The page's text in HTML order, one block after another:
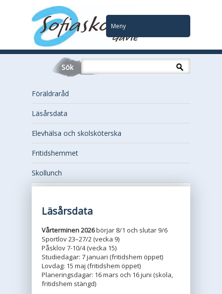
Meny
Sök
Föräldraråd
Läsårsdata
Elevhälsa och skolsköterska
Fritidshemmet
Skollunch
Läsårsdata
Vårterminen 2026börjar 8/1 och slutar 9/6
Sportlov 23–27/2 (vecka 9)
Påsklov 7-10/4 (vecka 15)
Studiedagar: 7 januari (fritidshem öppet)
Lovdag: 15 maj (fritidshem öppet)
Planeringsdagar: 16 mars och 16 juni (skola,
fritidshem stängd)